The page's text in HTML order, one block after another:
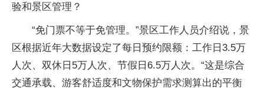
验和景区管理？
“免门票不等于免管理。”景区工作人员介绍说，景
区根据近年大数据设定了每日预约限额：工作日3.5万
人次、双休日5万人次、节假日6.5万人次。“这是综合
交通承载、游客舒适度和文物保护需求测算出的平衡